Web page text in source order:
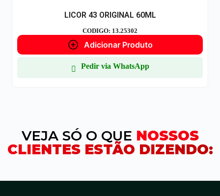
LICOR 43 ORIGINAL 60ML
CODIGO: 13.25302
Adicionar Produto
Pedir via WhatsApp
VEJA SÓ O QUE NOSSOS
CLIENTES ESTÃO DIZENDO: